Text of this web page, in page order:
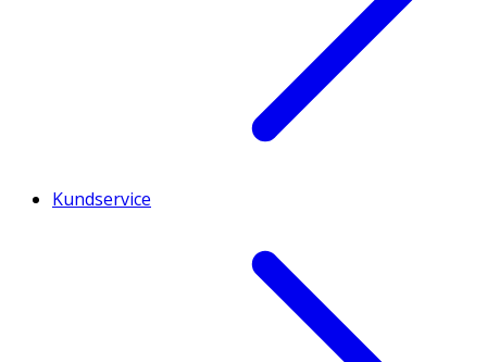
Kundservice